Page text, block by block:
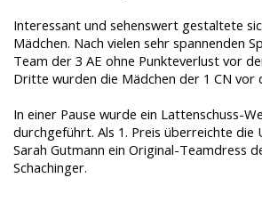
Interessant und sehenswert gestaltete
Mädchen. Nach vielen sehr spannenden
Team der 3 AE ohne Punkteverlust vor
Dritte wurden die Mädchen der 1 CN vor
In einer Pause wurde ein Lattenschuss-
durchgeführt. Als 1. Preis überreichte die
Sarah Gutmann ein Original-Teamdress
Schachinger.